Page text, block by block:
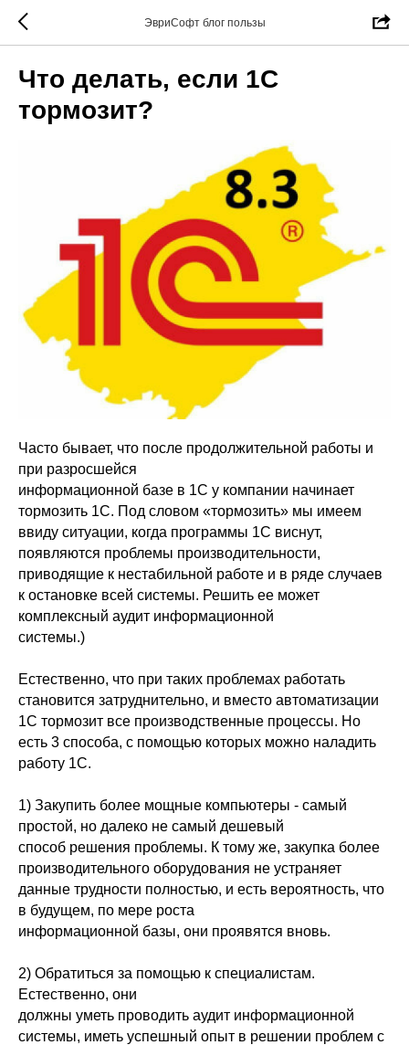
ЭвриСофт блог пользы
Что делать, если 1С
тормозит?
Часто бывает, что после продолжительной работы и
при разросшейся
информационной базе в 1С у компании начинает
тормозить 1С. Под словом «тормозить» мы имеем
ввиду ситуации, когда программы 1С виснут,
появляются проблемы производительности,
приводящие к нестабильной работе и в ряде случаев
к остановке всей системы. Решить ее может
комплексный аудит информационной
системы.)
Естественно, что при таких проблемах работать
становится затруднительно, и вместо автоматизации
1С тормозит все производственные процессы. Но
есть 3 способа, с помощью которых можно наладить
работу 1С.
1) Закупить более мощные компьютеры - самый
простой, но далеко не самый дешевый
способ решения проблемы. К тому же, закупка более
производительного оборудования не устраняет
данные трудности полностью, и есть вероятность, что
в будущем, по мере роста
информационной базы, они проявятся вновь.
2) Обратиться за помощью к специалистам.
Естественно, они
должны уметь проводить аудит информационной
системы, иметь успешный опыт в решении проблем с